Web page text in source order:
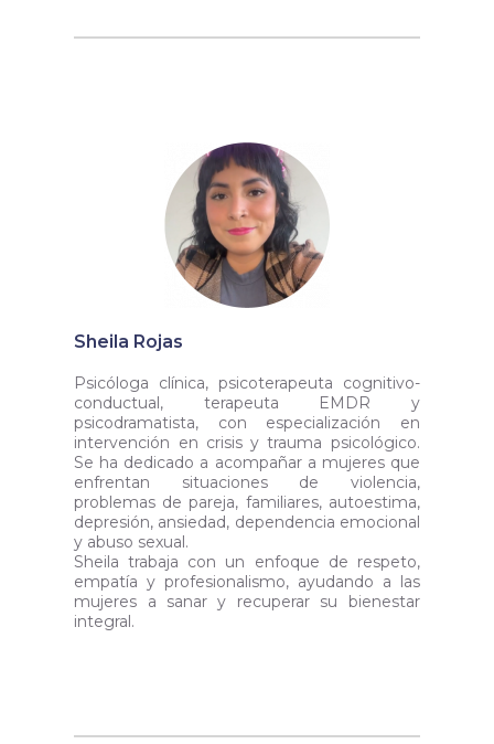
Sheila Rojas
Psicóloga clínica, psicoterapeuta cognitivo-
conductual, terapeuta EMDR y
psicodramatista, con especialización en
intervención en crisis y trauma psicológico.
Se ha dedicado a acompañar a mujeres que
enfrentan situaciones de violencia,
problemas de pareja, familiares, autoestima,
depresión, ansiedad, dependencia emocional
y abuso sexual.
Sheila trabaja con un enfoque de respeto,
empatía y profesionalismo, ayudando a las
mujeres a sanar y recuperar su bienestar
integral.